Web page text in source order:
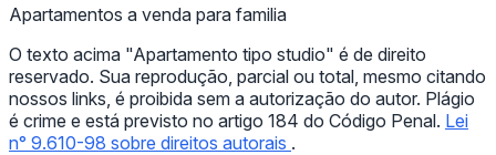
Apartamentos a venda para familia
O texto acima "Apartamento tipo studio" é de direito
reservado. Sua reprodução, parcial ou total, mesmo citando
nossos links, é proibida sem a autorização do autor. Plágio
é crime e está previsto no artigo 184 do Código Penal. Lei
n° 9.610-98 sobre direitos autorais .